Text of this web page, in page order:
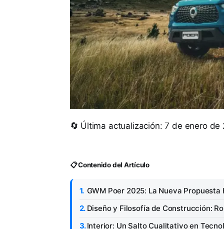
🔄 Última actualización: 7 de enero de
📋 Contenido del Artículo
GWM Poer 2025: La Nueva
Diseño y Filosofía de Construcción:
Interior: Un Salto Cualitativo en